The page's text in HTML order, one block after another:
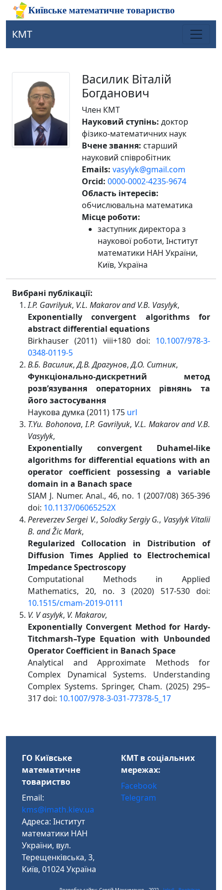
КМТ
Василик Віталій
Богданович
Член КМТ
Науковий ступінь: доктор
фізико-математичних наук
Вчене звання: старший
науковий співробітник
Emails: vasylyk@gmail.com
Orcid: 0000-0002-4235-9674
Область інтересів:
обчислювальна математика
Місце роботи:
заступник директора з
наукової роботи, Інститут
математики НАН України,
Київ, Україна
Вибрані публікації:
I.P. Gavrilyuk, V.L. Makarov and V.B. Vasylyk,
Exponentially convergent algorithms for
abstract differential equations
Birkhauser (2011) viii+180 doi: 10.1007/978-3-
0348-0119-5
В.Б. Василик,Д.В. Драгунов,Д.О. Ситник,
Функціонально-дискретний метод
розв’язування операторних рівнянь та
його застосування
Наукова думка (2011) 175 url
T.Yu. Bohonova,I.P. Gavrilyuk, V.L. Makarov and V.B.
Vasylyk,
Exponentially convergent Duhamel-like
algorithms for differential equations with an
operator coefficient possessing a variable
domain in a Banach space
SIAM J. Numer. Anal., 46, no. 1 (2007/08) 365-396
doi: 10.1137/06065252X
Pereverzev Sergei V., Solodky Sergiy G., Vasylyk Vitalii
B. and Žic Mark,
Regularized Collocation in Distribution of
Diffusion Times Applied to Electrochemical
Impedance Spectroscopy
Computational Methods in Applied
Mathematics, 20, no. 3 (2020) 517-530 doi:
10.1515/cmam-2019-0111
V. V asylyk, V. Makarov,
Exponentially Convergent Method for Hardy-
Titchmarsh–Type Equation with Unbounded
Operator Coefficient in Banach Space
Analytical and Approximate Methods for
Complex Dynamical Systems. Understanding
Complex Systems. Springer, Cham. (2025) 295–
317 doi: 10.1007/978-3-031-77378-5_17
ГО Київське
математичне
товариство
Email:
kms@imath.kiev.ua
Адреса: Інститут
математики НАН
України, вул.
Терещенківська, 3,
Київ, 01024 Україна
КМТ в соціальних
мережах:
Facebook
Telegram